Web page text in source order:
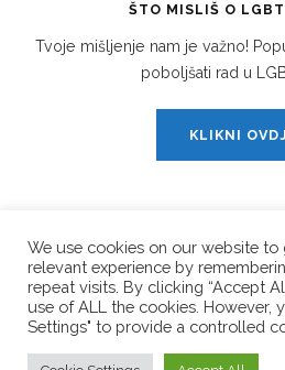
ŠTO MISLIŠ O
Tvoje mišljenje nam je važno!
poboljšati rad u
KLIKNI
PRATI
© Copyright 2026 LGBT Centar
We use cookies on our website
relevant experience by
repeat visits. By clicking “Accept
use of ALL the cookies. However,
Settings" to provide a controlled